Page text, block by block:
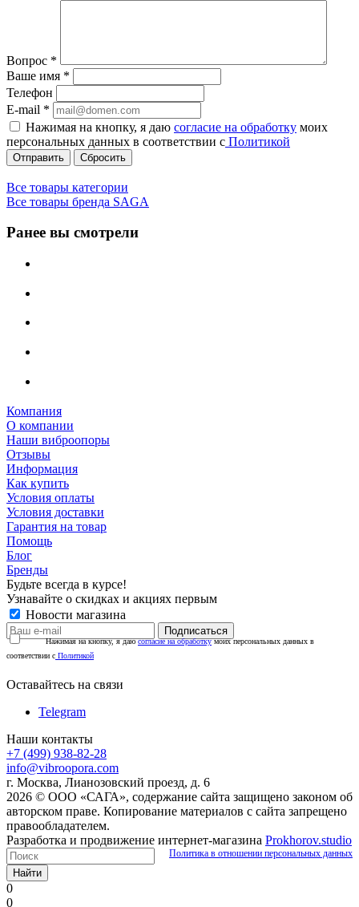
Вопрос *
Ваше имя *
Телефон
E-mail *
Нажимая на кнопку, я даю согласие на обработку моих
персональных данных в соответствии с Политикой
Сбросить
Все товары категории
Все товары бренда SAGA
Ранее вы смотрели
Компания
О компании
Наши виброопоры
Отзывы
Информация
Как купить
Условия оплаты
Условия доставки
Гарантия на товар
Помощь
Блог
Бренды
Будьте всегда в курсе!
Узнавайте о скидках и акциях первым
Новости магазина
Нажимая на кнопку, я даюсогласие на обработкумоих персональных данных в
соответствии с Политикой
Оставайтесь на связи
Telegram
Наши контакты
+7 (499) 938-82-28
info@vibroopora.com
г. Москва, Лианозовский проезд, д. 6
2026 © ООО «САГА», содержание сайта защищено законом об
авторском праве. Копирование материалов с сайта запрещено
правообладателем.
Разработка и продвижение интернет-магазина Prokhorov.studio
Политика в отношении персональных данных
Найти
0
0